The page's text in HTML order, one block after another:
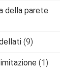
della parete
(9)
(1)